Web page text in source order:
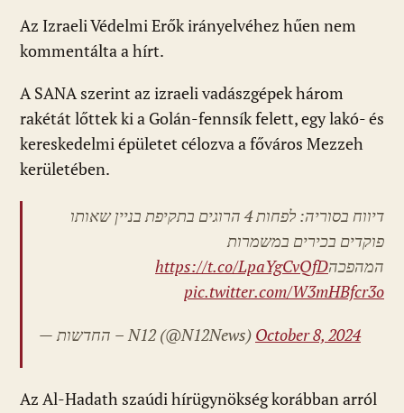
Az Izraeli Védelmi Erők irányelvéhez hűen nem
kommentálta a hírt.
A SANA szerint az izraeli vadászgépek három
rakétát lőttek ki a Golán-fennsík felett, egy lakó- és
kereskedelmi épületet célozva a főváros Mezzeh
kerületében.
דיווח בסוריה: לפחות 4 הרוגים בתקיפת בניין שאותו
פוקדים בכירים במשמרות
המהפכהhttps://t.co/LpaYgCvQfD
pic.twitter.com/W3mHBfcr3o
— החדשות – N12 (@N12News) October 8, 2024
Az Al-Hadath szaúdi hírügynökség korábban arról